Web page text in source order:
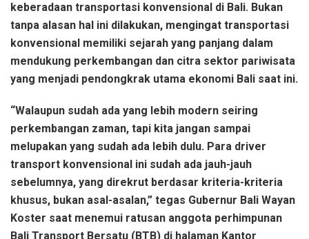
keberadaan transportasi konvensional di Bali. Bukan
tanpa alasan hal ini dilakukan, mengingat transportasi
konvensional memiliki sejarah yang panjang dalam
mendukung perkembangan dan citra sektor pariwisata
yang menjadi pendongkrak utama ekonomi Bali saat ini.
“Walaupun sudah ada yang lebih modern seiring
perkembangan zaman, tapi kita jangan sampai
melupakan yang sudah ada lebih dulu. Para driver
transport konvensional ini sudah ada jauh-jauh
sebelumnya, yang direkrut berdasar kriteria-kriteria
khusus, bukan asal-asalan,” tegas Gubernur Bali Wayan
Koster saat menemui ratusan anggota perhimpunan
Bali Transport Bersatu (BTB) di halaman Kantor